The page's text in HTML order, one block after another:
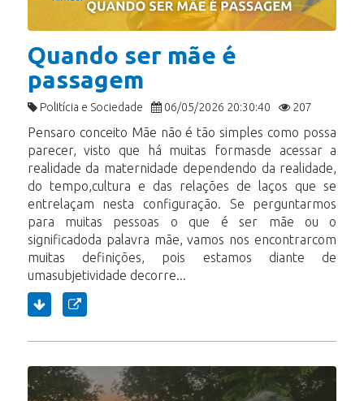
Quando ser mãe é
passagem
Politícia e Sociedade 06/05/2026 20:30:40 207
Pensaro conceito Mãe não é tão simples como possa
parecer, visto que há muitas formasde acessar a
realidade da maternidade dependendo da realidade,
do tempo,cultura e das relações de laços que se
entrelaçam nesta configuração. Se perguntarmos
para muitas pessoas o que é ser mãe ou o
significadoda palavra mãe, vamos nos encontrarcom
muitas definições, pois estamos diante de
umasubjetividade decorre...